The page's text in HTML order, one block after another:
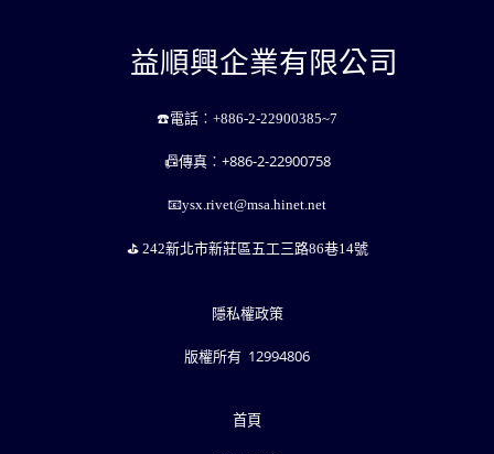
益順興企業有限公司
☎️電話︰ +886-2-22900385~7
📠傳真︰ +886-2-22900758
📧ysx.rivet@msa.hinet.net
⛳️ ️242新北市新莊區五工三路86巷14號
隱私權政策
版權所有 12994806
首頁